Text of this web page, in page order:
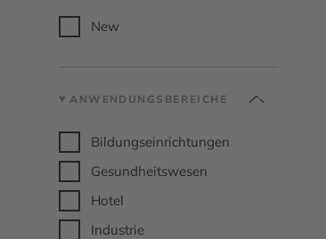
New
ANWENDUNGSBEREICHE
Bildungseinrichtungen
Gesundheitswesen
Hotel
Industrie